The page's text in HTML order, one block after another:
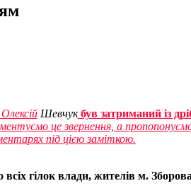
Шевчукбув затриманий із
це звернення, а
під цією заміткою.
гілок влади, жителів м.